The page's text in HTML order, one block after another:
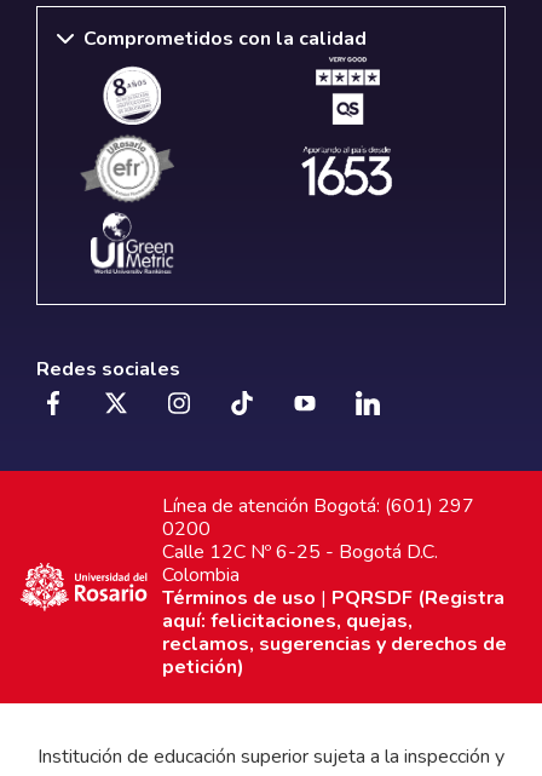
Comprometidos con la calidad
Redes sociales
Línea de atención Bogotá: (601) 297
0200
Calle 12C Nº 6-25 - Bogotá D.C.
Colombia
Términos de uso | PQRSDF (Registra
aquí: felicitaciones, quejas,
reclamos, sugerencias y derechos de
petición)
Institución de educación superior sujeta a la inspección y